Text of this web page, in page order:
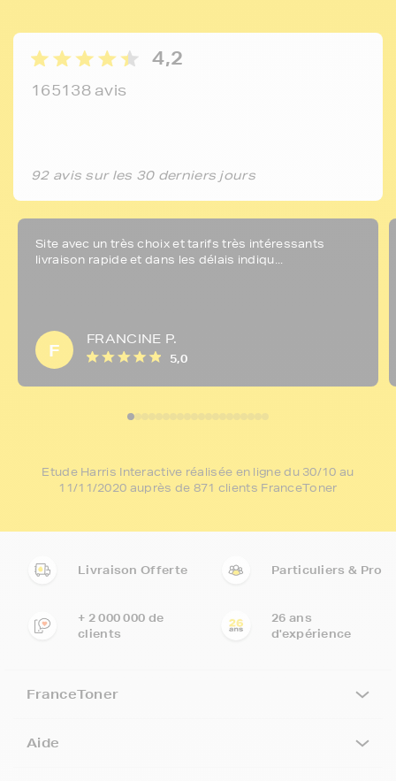
4,2
165138 avis
92 avis sur les 30 derniers jours
Site avec un très choix et tarifs très intéressants
livraison rapide et dans les délais indiqu...
F
FRANCINE P.
5,0
Etude Harris Interactive réalisée en ligne du 30/10 au
11/11/2020 auprès de 871 clients FranceToner
Livraison Offerte Particuliers & Pro
+ 2 000 000 de
clients
26 ans
d'expérience
FranceToner
Aide